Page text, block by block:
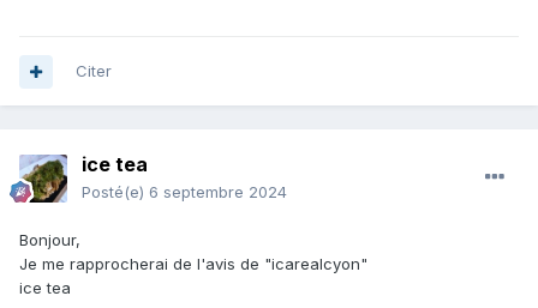
Citer
ice tea
Posté(e) 6 septembre 2024
Bonjour,
Je me rapprocherai de l'avis de "icarealcyon"
ice tea